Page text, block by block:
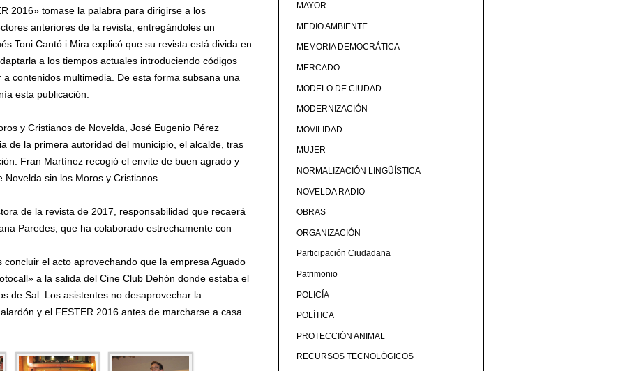
2016» tomase la palabra para dirigirse a los
anteriores de la revista, entregándoles un
Toni Cantó i Mira explicó que su revista está divida en
a los tiempos actuales introduciendo códigos
contenidos multimedia. De esta forma subsana una
esta publicación.
y Cristianos de Novelda, José Eugenio Pérez
de la primera autoridad del municipio, el alcalde, tras
Fran Martínez recogió el envite de buen agrado y
sin los Moros y Cristianos.
de la revista de 2017, responsabilidad que recaerá
Paredes, que ha colaborado estrechamente con
el acto aprovechando que la empresa Aguado
a la salida del Cine Club Dehón donde estaba el
de Sal. Los asistentes no desaprovechar la
y el FESTER 2016 antes de marcharse a casa.
MAYOR
MEDIO AMBIENTE
MEMORIA DEMOCRÁTICA
MERCADO
MODELO DE CIUDAD
MODERNIZACIÓN
MOVILIDAD
MUJER
NORMALIZACIÓN LINGÜÍSTICA
NOVELDA RADIO
OBRAS
ORGANIZACIÓN
Participación Ciudadana
Patrimonio
POLICÍA
POLÍTICA
PROTECCIÓN ANIMAL
RECURSOS TECNOLÓGICOS